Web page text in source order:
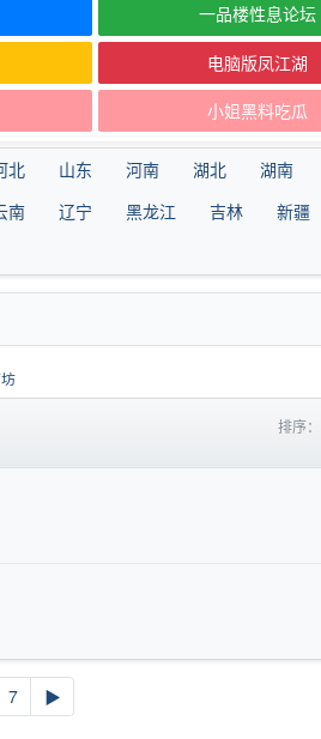
一品楼性息论坛
电脑版凤江湖
小姐黑料吃瓜
北 山东 河南 湖北 湖南
南 辽宁 黑龙江 吉林 新疆
排序：
7 ▶